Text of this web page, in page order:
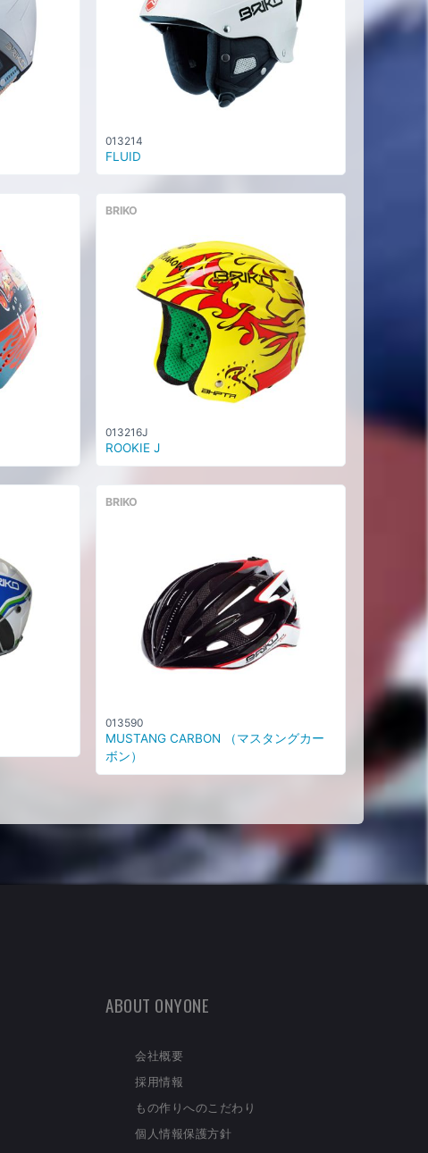
013214
FLUID
BRIKO
013216J
ROOKIE J
BRIKO
013590
MUSTANG CARBON （マスタングカー
ボン）
ABOUT ONYONE
会社概要
採用情報
もの作りへのこだわり
個人情報保護方針